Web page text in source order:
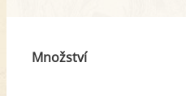
Množství